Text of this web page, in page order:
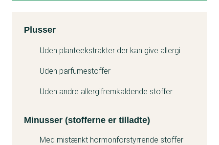
Kemitest
Plusser
Uden planteekstrakter der kan give allergi
Uden parfumestoffer
Uden andre allergifremkaldende stoffer
Minusser (stofferne er tilladte)
Med mistænkt hormonforstyrrende stoffer